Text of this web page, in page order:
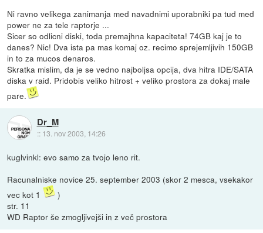
Ni ravno velikega zanimanja med navadnimi uporabniki pa tud med
power ne za tele raptorje ...
Sicer so odlicni diski, toda premajhna kapaciteta! 74GB kaj je to
danes? Nic! Dva ista pa mas komaj oz. recimo sprejemljivih 150GB
in to za mucos denaros.
Skratka mislim, da je se vedno najboljsa opcija, dva hitra IDE/SATA
diska v raid. Pridobis veliko hitrost + veliko prostora za dokaj male
pare.
Dr_M
:: 13. nov 2003, 14:26
kuglvinkl: evo samo za tvojo leno rit.
Racunalniske novice 25. september 2003 (skor 2 mesca, vsekakor
vec kot 1
)
str. 11
WD Raptor še zmogljivejši in z več prostora